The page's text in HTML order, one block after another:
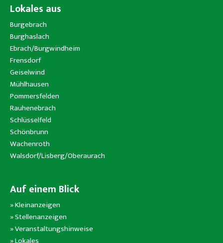
Lokales aus
Burgebrach
Burghaslach
Ebrach/Burgwindheim
Frensdorf
Geiselwind
Mühlhausen
Pommersfelden
Rauhenebrach
Schlüsselfeld
Schönbrunn
Wachenroth
Walsdorf/Lisberg/Oberaurach
Auf einem Blick
»Kleinanzeigen
»Stellenanzeigen
»Veranstaltungshinweise